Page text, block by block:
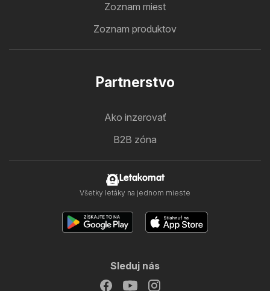
Zoznam miest
Zoznam produktov
Partnerstvo
Ako inzerovať
B2B zóna
Letakomat
Všetky letáky na jednom mieste
Sleduj nás